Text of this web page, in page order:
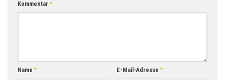
Kommentar*
Name* E-Mail-Adresse*